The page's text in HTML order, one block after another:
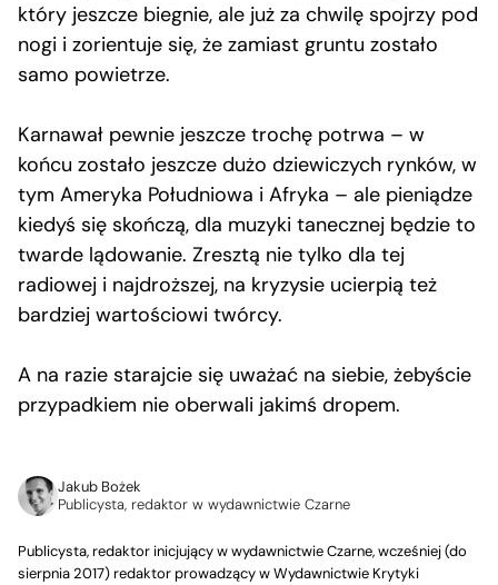
który jeszcze biegnie, ale już za chwilę spojrzy pod
nogi i zorientuje się, że zamiast gruntu zostało
samo powietrze.
Karnawał pewnie jeszcze trochę potrwa – w
końcu zostało jeszcze dużo dziewiczych rynków, w
tym Ameryka Południowa i Afryka – ale pieniądze
kiedyś się skończą, dla muzyki tanecznej będzie to
twarde lądowanie. Zresztą nie tylko dla tej
radiowej i najdroższej, na kryzysie ucierpią też
bardziej wartościowi twórcy.
A na razie starajcie się uważać na siebie, żebyście
przypadkiem nie oberwali jakimś dropem.
Jakub Bożek
Publicysta, redaktor w wydawnictwie Czarne
Publicysta, redaktor inicjujący w wydawnictwie Czarne, wcześniej (do
sierpnia 2017) redaktor prowadzący w Wydawnictwie Krytyki